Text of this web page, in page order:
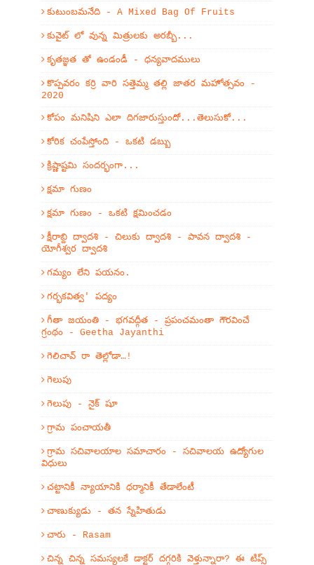
కుటుంబమనేది - A Mixed Bag Of Fruits
కువైట్ లో వున్న మిత్రులకు అరబ్బీ...
కృతజ్ఞత తో ఉండండీ - ధన్యవాదములు
కొప్పవరం కర్రి వారి సత్తెమ్మ తల్లి జాతర మహోత్సవం -
2020
కోపం మనిషిని ఎలా దిగజారుస్తుందో...తెలుసుకో...
కోరిక చంపేస్తోంది - ఒకటి డబ్బు
క్రిష్ణాష్టమి సందర్భంగా...
క్షమా గుణం
క్షమా గుణం - ఒకటి క్షమించడం
క్షీరాబ్ది ద్వాదశి - చిలుకు ద్వాదశి - పావన ద్వాదశి -
యోగీశ్వర ద్వాదశి
గమ్యం లేని పయనం.
గర్భకవిత్వ' పద్యం
గీతా జయంతి - భగవద్గీత - ప్రపంచమంతా గౌరవించే
గ్రంథం - Geetha Jayanthi
గెలిచావ్ రా తెల్లోడా…!
గెలుపు
గెలుపు - నైక్ షూ
గ్రామ పంచాయతీ
గ్రామ సచివాలయాల సమాచారం - సచివాలయ ఉద్యోగుల
విధులు
చట్టానికీ న్యాయానికి ధర్మానికీ తేడాలేంటీ
చాణుక్యుడు - తన స్నేహితుడు
చారు - Rasam
చిన్న చిన్న సమస్యలకే డాక్టర్ దగ్గరికి వెళ్తున్నారా? ఈ టిప్స్